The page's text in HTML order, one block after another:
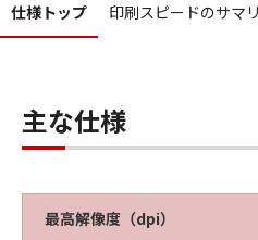
仕様トップ 印刷スピードのサマ
主な仕様
最高解像度（dpi）